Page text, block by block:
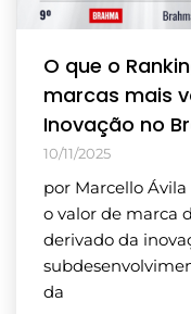
O que o
marcas mais
Inovação no
10/11/2025
por Marcello
o valor de marca
derivado da
da